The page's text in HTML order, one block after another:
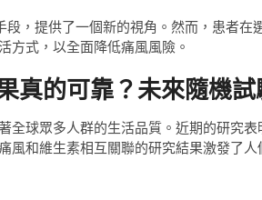
，提供了一個新的視角。然而，患者在
方式，以全面降低痛風風險。
真的可靠？未來隨機試
全球眾多人群的生活品質。近期的研究
風和維生素相互關聯的研究結果激發了人